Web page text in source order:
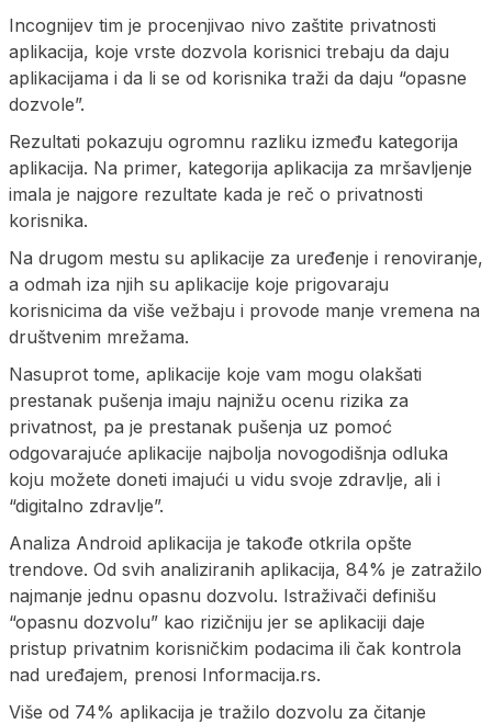
Incognijev tim je procenjivao nivo zaštite privatnosti
aplikacija, koje vrste dozvola korisnici trebaju da daju
aplikacijama i da li se od korisnika traži da daju “opasne
dozvole”.
Rezultati pokazuju ogromnu razliku između kategorija
aplikacija. Na primer, kategorija aplikacija za mršavljenje
imala je najgore rezultate kada je reč o privatnosti
korisnika.
Na drugom mestu su aplikacije za uređenje i renoviranje,
a odmah iza njih su aplikacije koje prigovaraju
korisnicima da više vežbaju i provode manje vremena na
društvenim mrežama.
Nasuprot tome, aplikacije koje vam mogu olakšati
prestanak pušenja imaju najnižu ocenu rizika za
privatnost, pa je prestanak pušenja uz pomoć
odgovarajuće aplikacije najbolja novogodišnja odluka
koju možete doneti imajući u vidu svoje zdravlje, ali i
“digitalno zdravlje”.
Analiza Android aplikacija je takođe otkrila opšte
trendove. Od svih analiziranih aplikacija, 84% je zatražilo
najmanje jednu opasnu dozvolu. Istraživači definišu
“opasnu dozvolu” kao rizičniju jer se aplikaciji daje
pristup privatnim korisničkim podacima ili čak kontrola
nad uređajem, prenosi Informacija.rs.
Više od 74% aplikacija je tražilo dozvolu za čitanje